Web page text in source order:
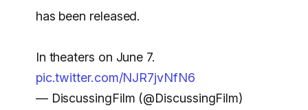
has been released.
In theaters on June 7.
pic.twitter.com/NJR7jvNfN6
— DiscussingFilm (@DiscussingFilm)